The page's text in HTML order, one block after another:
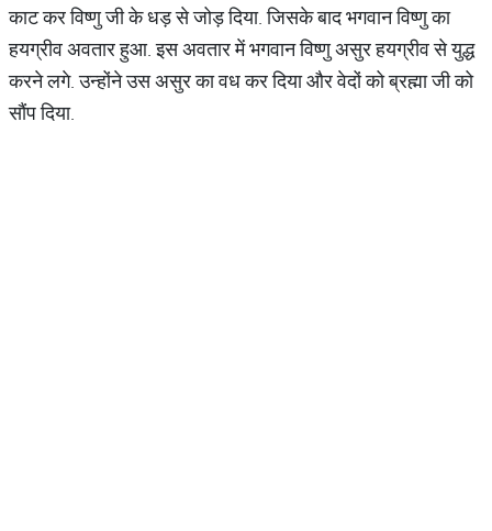
काट कर विष्णु जी के धड़ से जोड़ दिया. जिसके बाद भगवान विष्णु का
हयग्रीव अवतार हुआ. इस अवतार में भगवान विष्णु असुर हयग्रीव से युद्ध
करने लगे. उन्होंने उस असुर का वध कर दिया और वेदों को ब्रह्मा जी को
सौंप दिया.